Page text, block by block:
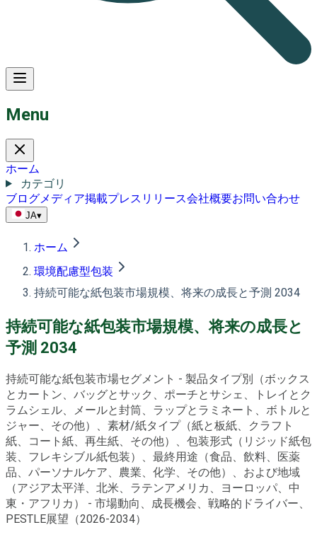
Menu
ホーム
カテゴリ
ブログメディア掲載プレスリリース会社概要お問い合わせ
JA▾
ホーム
環境配慮型包装
持続可能な紙包装市場規模、将来の成長と予測 2034
持続可能な紙包装市場規模、将来の成長と
予測 2034
持続可能な紙包装市場セグメント - 製品タイプ別（ボックス
とカートン、バッグとサック、ポーチとサシェ、トレイとク
ラムシェル、メールと封筒、ラップとラミネート、ボトルと
ジャー、その他）、素材/紙タイプ（紙と板紙、クラフト
紙、コート紙、再生紙、その他）、包装形式（リジッド紙包
装、フレキシブル紙包装）、最終用途（食品、飲料、医薬
品、パーソナルケア、農業、化学、その他）、および地域
（アジア太平洋、北米、ラテンアメリカ、ヨーロッパ、中
東・アフリカ） - 市場動向、成長機会、戦略的ドライバー、
PESTLE展望（2026-2034）